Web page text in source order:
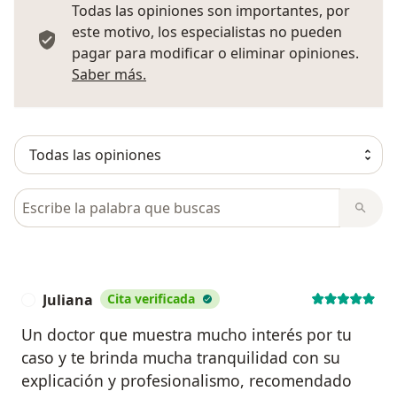
Todas las opiniones son importantes, por
este motivo, los especialistas no pueden
pagar para modificar o eliminar opiniones.
Saber más.
Busca en opiniones
Juliana Cita verificada
Un doctor que muestra mucho interés por tu
caso y te brinda mucha tranquilidad con su
explicación y profesionalismo, recomendado